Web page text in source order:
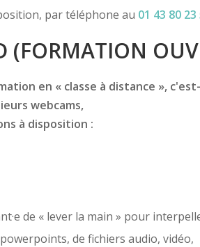
par téléphone au 01 43 80 23
(FORMATION
en « classe à distance »,
webcams,
à disposition :
de « lever la main » pour
de fichiers audio, vidéo,